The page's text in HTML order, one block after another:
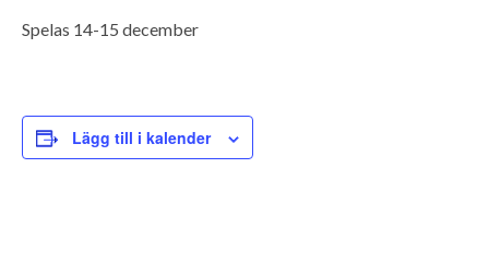
Spelas 14-15 december
Lägg till i kalender